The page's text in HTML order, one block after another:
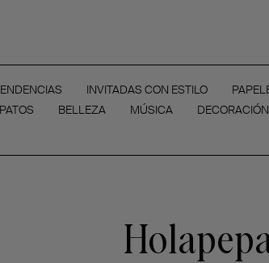
INVITADAS CON ESTILO
BELLEZA MÚSICA DECORACIÓN